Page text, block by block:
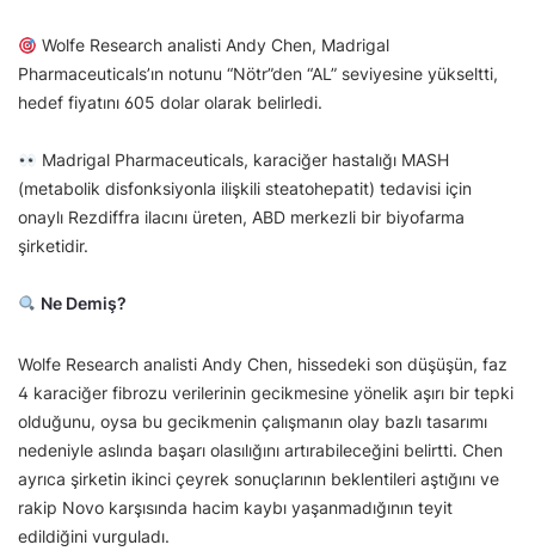
Wolfe Research analisti Andy Chen, Madrigal
Pharmaceuticals’ın notunu “Nötr”den “AL” seviyesine yükseltti,
hedef fiyatını 605 dolar olarak belirledi.
Madrigal Pharmaceuticals, karaciğer hastalığı MASH
(metabolik disfonksiyonla ilişkili steatohepatit) tedavisi için
onaylı Rezdiffra ilacını üreten, ABD merkezli bir biyofarma
şirketidir.
Ne Demiş?
Wolfe Research analisti Andy Chen, hissedeki son düşüşün, faz
4 karaciğer fibrozu verilerinin gecikmesine yönelik aşırı bir tepki
olduğunu, oysa bu gecikmenin çalışmanın olay bazlı tasarımı
nedeniyle aslında başarı olasılığını artırabileceğini belirtti. Chen
ayrıca şirketin ikinci çeyrek sonuçlarının beklentileri aştığını ve
rakip Novo karşısında hacim kaybı yaşanmadığının teyit
edildiğini vurguladı.